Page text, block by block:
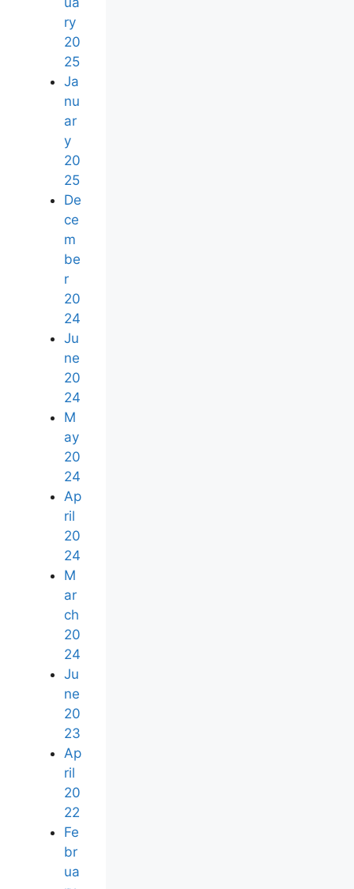
ry
20
25
Ja
nu
ar
y
20
25
De
ce
m
be
r
20
24
Ju
ne
20
24
M
ay
20
24
Ap
ril
20
24
M
ar
ch
20
24
Ju
ne
20
23
Ap
ril
20
22
Fe
br
ua